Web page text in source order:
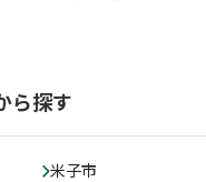
ら探す
米子市